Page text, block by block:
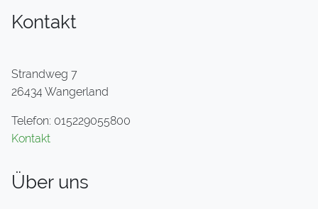
Kontakt
Strandweg 7
26434 Wangerland
Telefon: 015229055800
Kontakt
Über uns